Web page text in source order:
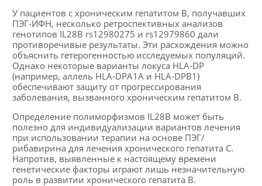
У пациентов с хроническим гепатитом В, получавших
ПЭГ-ИФН, несколько ретроспективных анализов
генотипов IL28B rs12980275 и rs12979860 дали
противоречивые результаты. Эти расхождения можно
объяснить гетерогенностью исследуемых популяций.
Однако некоторые варианты локуса HLA-DP
(например, аллель HLA-DPA1A и HLA-DPB1)
обеспечивают защиту от прогрессирования
заболевания, вызванного хроническим гепатитом B.
Определение полиморфизмов IL28B может быть
полезно для индивидуализации вариантов лечения
при использовании терапии на основе ПЭГ/
рибавирина для лечения хронического гепатита С.
Напротив, выявленные к настоящему времени
генетические факторы играют лишь незначительную
роль в развитии хронического гепатита В.